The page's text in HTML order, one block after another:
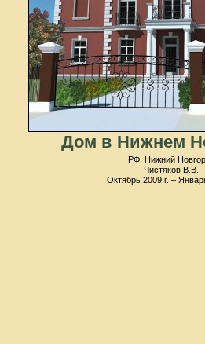
Дом в Нижнем
РФ, Нижний
Чистяков В.В.
Октябрь 2009 г. –